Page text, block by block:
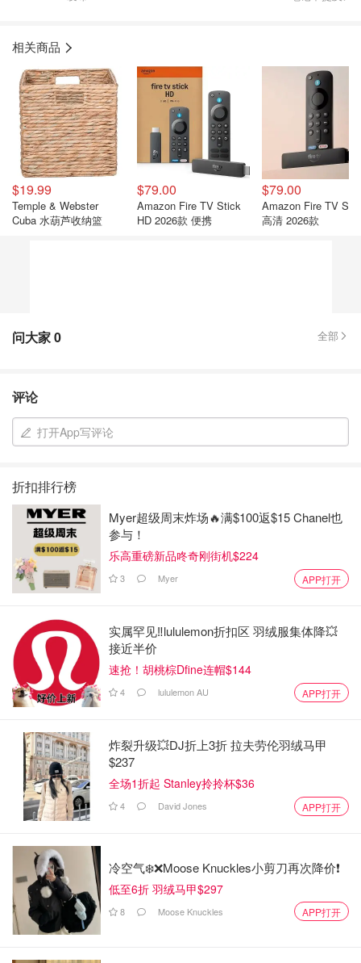
相关商品
$19.99
Temple & Webster
Cuba 水葫芦收纳篮
$79.00
Amazon Fire TV Stick
HD 2026款 便携
$79.00
Amazon Fire TV
高清 2026款
问大家0 全部
评论
打开App写评论
折扣排行榜
Myer超级周末炸场🔥满$100返$15 Chanel也
参与！
乐高重磅新品咚奇刚街机$224
3 Myer APP打开
实属罕见‼️lululemon折扣区 羽绒服集体降💥
接近半价
速抢！胡桃棕Dfine连帽$144
4 lululemon AU APP打开
炸裂升级💥DJ折上3折 拉夫劳伦羽绒马甲
$237
全场1折起 Stanley拎拎杯$36
4 David Jones APP打开
冷空气❄️❌️Moose Knuckles小剪刀再次降价❗️
低至6折 羽绒马甲$297
8 Moose Knuckles APP打开